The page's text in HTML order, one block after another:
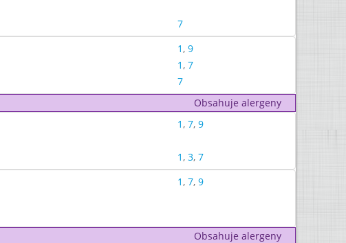
7
1, 9
1, 7
7
Obsahuje alergeny
1, 7, 9
1, 3, 7
1, 7, 9
Obsahuje alergeny